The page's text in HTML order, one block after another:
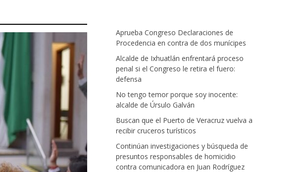
Aprueba Congreso Declaraciones de
Procedencia en contra de dos munícipes
Alcalde de Ixhuatlán enfrentará proceso
penal si el Congreso le retira el fuero:
defensa
No tengo temor porque soy inocente:
alcalde de Úrsulo Galván
Buscan que el Puerto de Veracruz vuelva a
recibir cruceros turísticos
Continúan investigaciones y búsqueda de
presuntos responsables de homicidio
contra comunicadora en Juan Rodríguez